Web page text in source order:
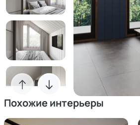
Похожие интерьеры